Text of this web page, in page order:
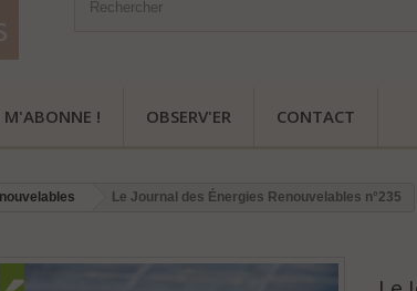
M'ABONNE ! OBSERV'ER CONTACT
Le Journal des Énergies Renouvelables n°235